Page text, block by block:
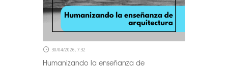
30/04/2026, 7:32
Humanizando la enseñanza de